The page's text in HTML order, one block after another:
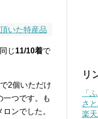
頂いた特産品
じ11/10着で
2個いただけ
一つです。も
ロンでした。
リ
「
さ
楽